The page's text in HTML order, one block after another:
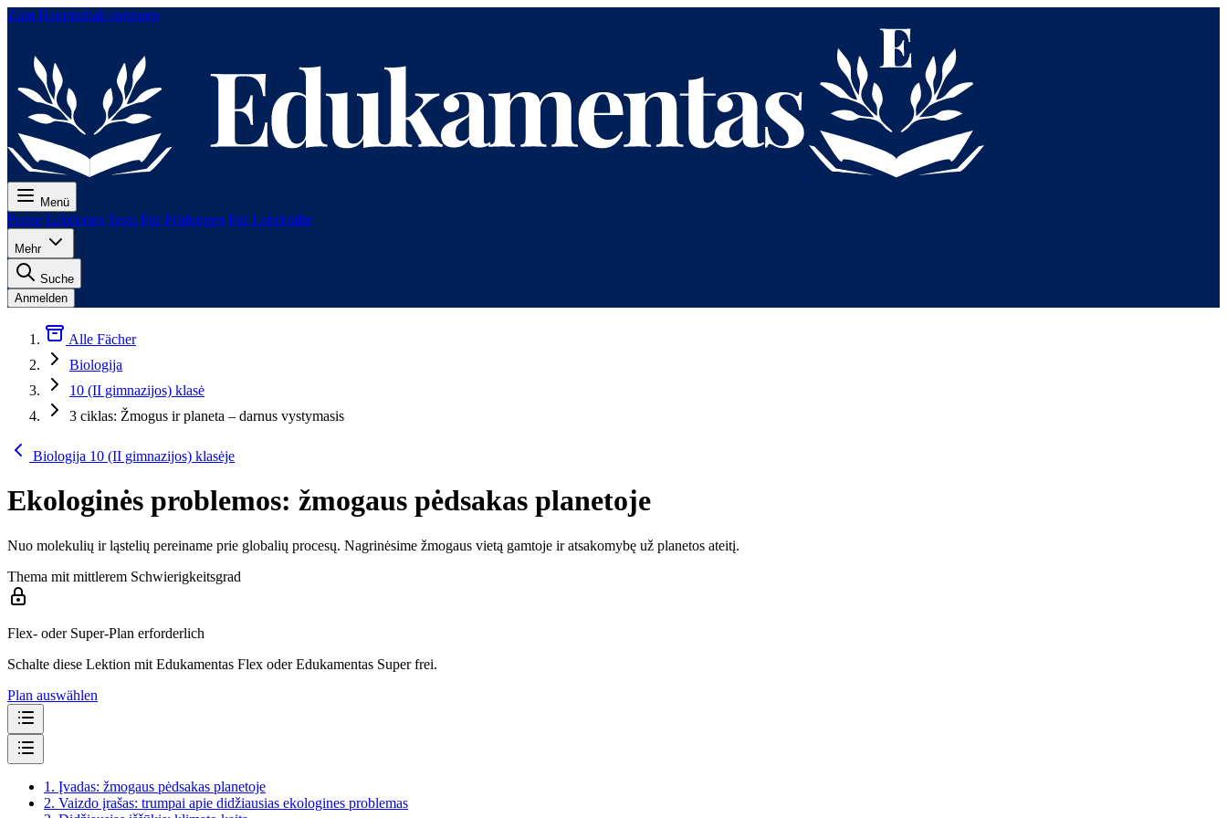
Zum Hauptinhalt springen
Menü
Preise Lektionen Tests Für Prüfungen Für Lehrkräfte
Mehr
Suche
Anmelden
Alle Fächer
Biologija
10 (II gimnazijos) klasė
3 ciklas: Žmogus ir planeta – darnus vystymasis
Biologija 10 (II gimnazijos) klasėje
Ekologinės problemos: žmogaus pėdsakas planetoje
Nuo molekulių ir ląstelių pereiname prie globalių procesų. Nagrinėsime žmogaus vietą gamtoje ir atsakomybę už planetos ateitį.
Thema mit mittlerem Schwierigkeitsgrad
Flex- oder Super-Plan erforderlich
Schalte diese Lektion mit Edukamentas Flex oder Edukamentas Super frei.
Plan auswählen
1. Įvadas: žmogaus pėdsakas planetoje
2. Vaizdo įrašas: trumpai apie didžiausias ekologines problemas